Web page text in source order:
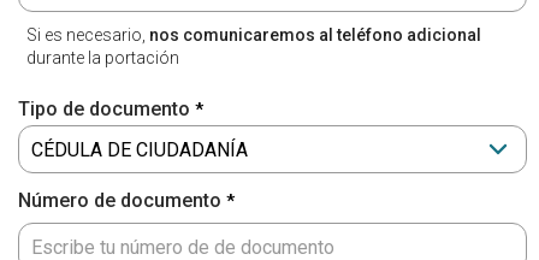
Si es necesario, nos comunicaremos al teléfono adicional
durante la portación
Tipo de documento
Número de documento